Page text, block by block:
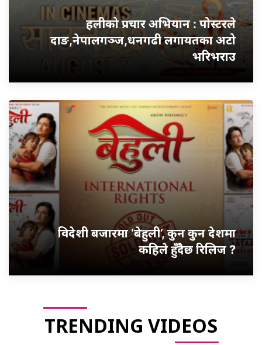
हलीको प्रचार अभियान : पोस्टरले
दाङ,नेपालगञ्ज,धनगढी लगायतका अटो
भरिभराउ
विदेशी बजारमा ‘बेहुली’, कुन कुन देशमा
कहिले हुँदैछ रिलिज ?
TRENDING VIDEOS